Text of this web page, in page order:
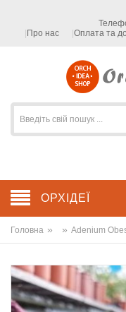
Про нас
Оплата та
ОРХІДЕЇ
Головна » » Adenium